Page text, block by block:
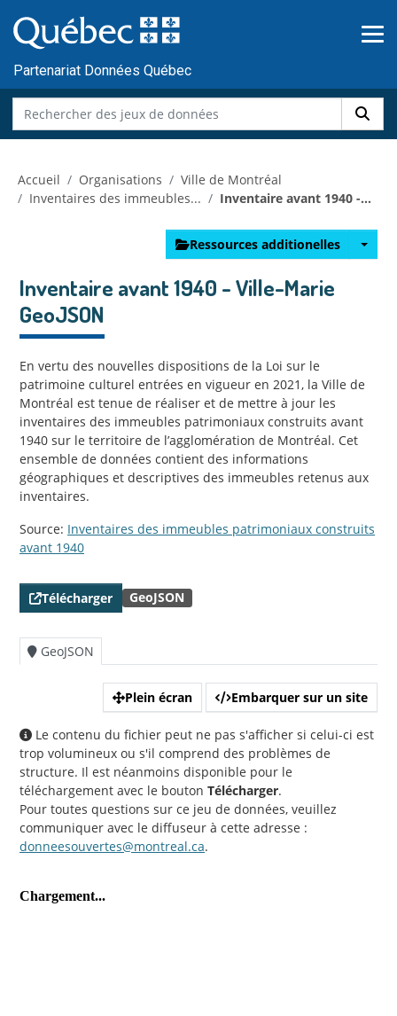
au
contenu
Partenariat Données Québec
Accueil Organisations
Ville de Montréal
Inventaires des immeubles...
Inventaire avant 1940 -...
Ressources additionelles
Inventaire avant 1940 - Ville-Marie
GeoJSON
En vertu des nouvelles dispositions de la Loi sur le
patrimoine culturel entrées en vigueur en 2021, la Ville de
Montréal est tenue de réaliser et de mettre à jour les
inventaires des immeubles patrimoniaux construits avant
1940 sur le territoire de l’agglomération de Montréal. Cet
ensemble de données contient des informations
géographiques et descriptives des immeubles retenus aux
inventaires.
Source: Inventaires des immeubles patrimoniaux construits
avant 1940
Télécharger GeoJSON
GeoJSON
Plein écran Embarquer sur un site
Le contenu du fichier peut ne pas s'afficher si celui-ci est
trop volumineux ou s'il comprend des problèmes de
structure. Il est néanmoins disponible pour le
téléchargement avec le bouton Télécharger.
Pour toutes questions sur ce jeu de données, veuillez
communiquer avec le diffuseur à cette adresse :
donneesouvertes@montreal.ca.